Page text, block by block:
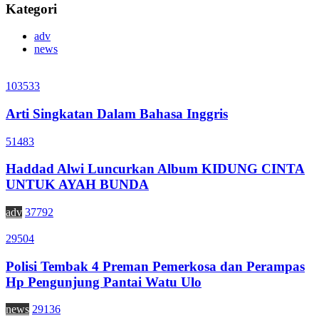
Kategori
adv
news
103533
Arti Singkatan Dalam Bahasa Inggris
51483
Haddad Alwi Luncurkan Album KIDUNG CINTA
UNTUK AYAH BUNDA
adv 37792
29504
Polisi Tembak 4 Preman Pemerkosa dan Perampas
Hp Pengunjung Pantai Watu Ulo
news 29136